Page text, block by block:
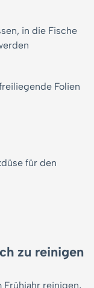
in die Fische
Folien
für den
zu reinigen
Frühjahr reinigen,